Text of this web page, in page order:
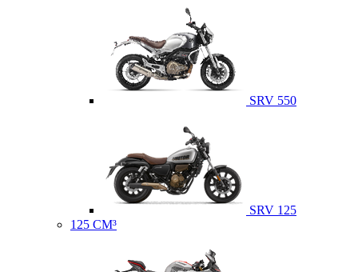
SRV 550
SRV 125
125 CM³